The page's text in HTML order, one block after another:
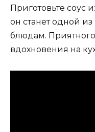
Приготовьте соус
он станет одной
блюдам.
вдохновения на